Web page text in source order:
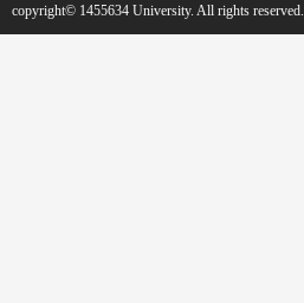
copyright© 1455634 University. All rights reserved.